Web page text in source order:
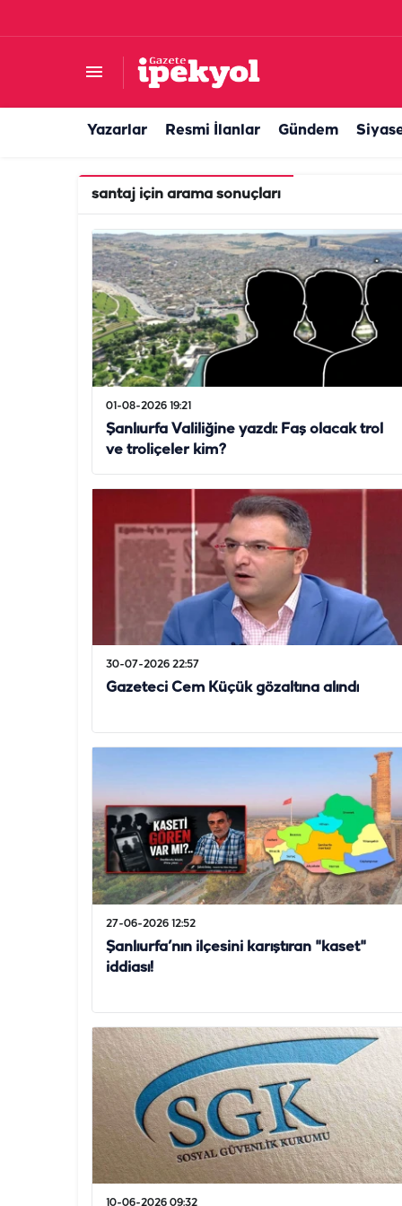
Yazarlar Resmi İlanlar Gündem
santaj için arama sonuçları
01-08-2026 19:21
Şanlıurfa Valiliğine yazdı: Faş olacak trol
ve troliçeler kim?
30-07-2026 22:57
Gazeteci Cem Küçük gözaltına alındı
27-06-2026 12:52
Şanlıurfa’nın ilçesini karıştıran "kaset"
iddiası!
10-06-2026 09:32